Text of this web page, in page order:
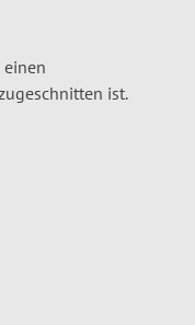
einen
ist.